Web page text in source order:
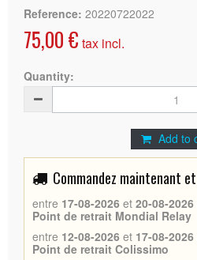
Reference: 20220722022
75,00 € tax incl.
Quantity:
Add to
Commandez maintenant
entre 17-08-2026 et 20-08-2026
Point de retrait Mondial Relay
entre 12-08-2026 et 17-08-2026
Point de retrait Colissimo